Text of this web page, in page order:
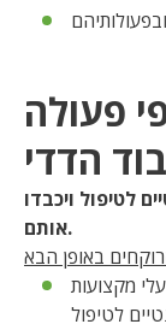
6 שיתופי פעולה
הדדי
לטיפול ויכבדו
אותם.
מקצועות
לטיפול